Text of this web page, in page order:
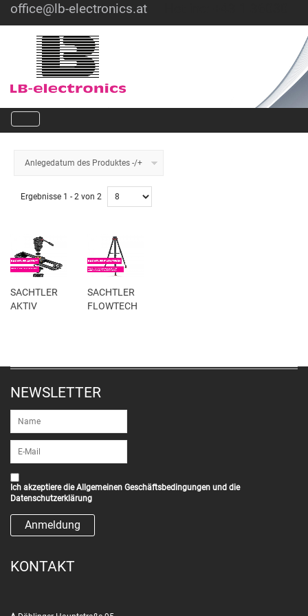
office@lb-electronics.at
Anlegedatum des Produktes -/+
Ergebnisse 1 - 2 von 2
SACHTLER
AKTIV
SACHTLER
FLOWTECH
NEWSLETTER
Ich akzeptiere dieAllgemeinen Geschäftsbedingungen und die
Datenschutzerklärung
KONTAKT